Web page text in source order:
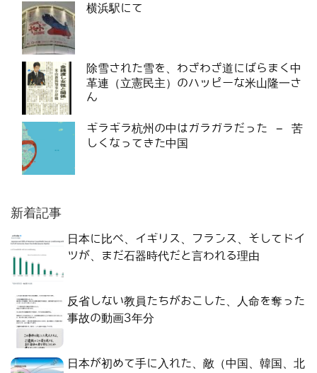
横浜駅にて
除雪された雪を、わざわざ道にばらまく中
革連（立憲民主）のハッピーな米山隆一さ
ん
ギラギラ杭州の中はガラガラだった – 苦
しくなってきた中国
新着記事
日本に比べ、イギリス、フランス、そしてドイ
ツが、まだ石器時代だと言われる理由
反省しない教員たちがおこした、人命を奪った
事故の動画3年分
日本が初めて手に入れた、敵（中国、韓国、北